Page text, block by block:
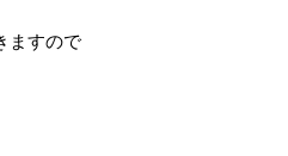
ますので